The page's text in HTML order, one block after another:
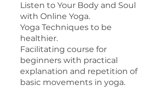
Listen to Your Body and Soul
with Online Yoga.
Yoga Techniques to be
healthier.
Facilitating course for
beginners with practical
explanation and repetition of
basic movements in yoga.